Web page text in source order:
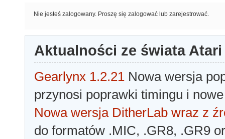
Nie jesteś zalogowany. Proszę się zalogować lub zarejestrować.
Aktualności ze świata Atari
Gearlynx 1.2.21 Nowa wersja
przynosi poprawki timingu i
Nowa wersja DitherLab wraz z
do formatów .MIC, .GR8, .GR9